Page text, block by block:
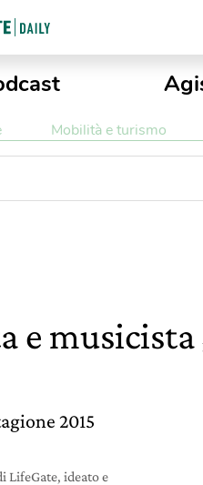
Mobilità e turismo
e musicista
2015
LifeGate, ideato e